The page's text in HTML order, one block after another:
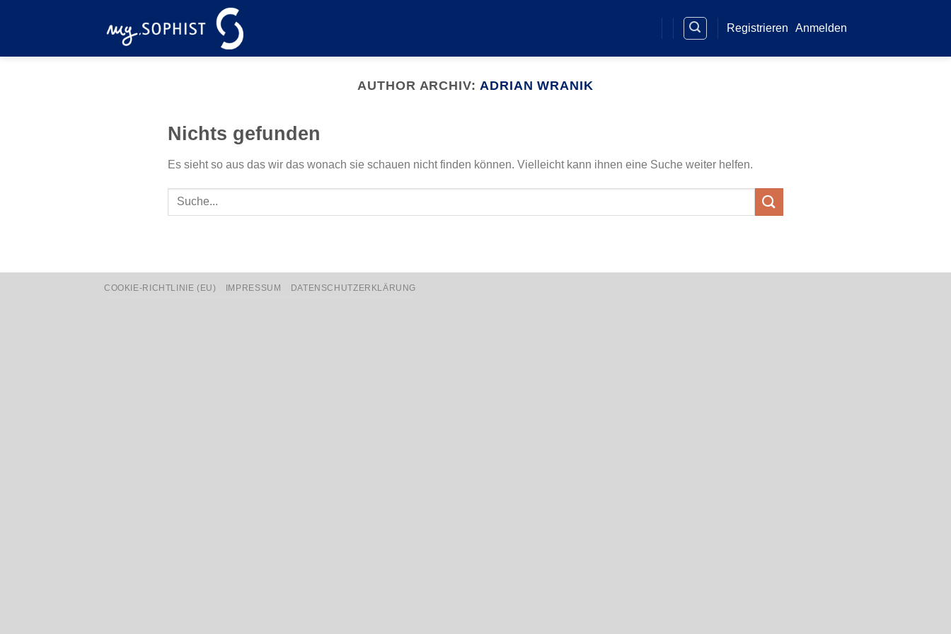
Registrieren Anmelden
AUTHOR ARCHIV: ADRIAN WRANIK
Nichts gefunden
Es sieht so aus das wir das wonach sie schauen nicht finden können. Vielleicht kann ihnen eine Suche weiter helfen.
COOKIE-RICHTLINIE (EU) IMPRESSUM DATENSCHUTZERKLÄRUNG